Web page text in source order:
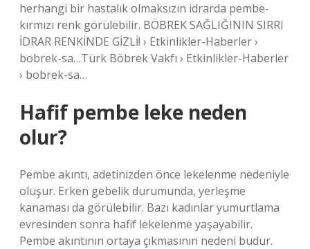
herhangi bir hastalık olmaksızın idrarda pembe-
kırmızı renk görülebilir. BÖBREK SAĞLIĞININ SIRRI
İDRAR RENKİNDE GİZLİ! › Etkinlikler-Haberler ›
bobrek-sa…Türk Böbrek Vakfı › Etkinlikler-Haberler
› bobrek-sa…
Hafif pembe leke neden
olur?
Pembe akıntı, adetinizden önce lekelenme nedeniyle
oluşur. Erken gebelik durumunda, yerleşme
kanaması da görülebilir. Bazı kadınlar yumurtlama
evresinden sonra hafif lekelenme yaşayabilir.
Pembe akıntının ortaya çıkmasının nedeni budur.